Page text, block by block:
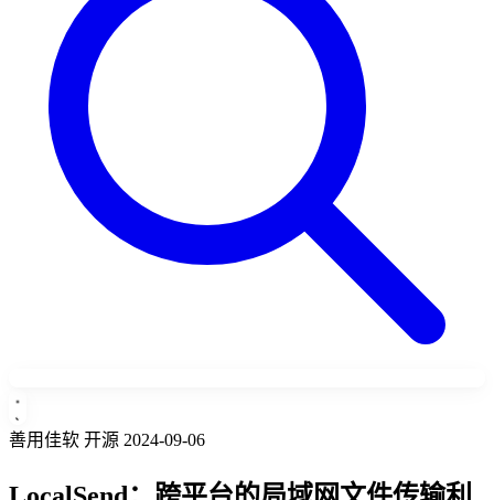
善用佳软 开源 2024-09-06